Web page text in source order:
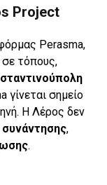
Project
Perasma,
σε τόπους,
γίνεται σημείο
Η Λέρος δεν
,
.